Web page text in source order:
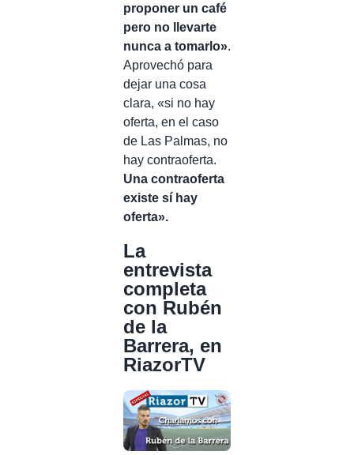
proponer un café
pero no llevarte
nunca a tomarlo».
Aprovechó para
dejar una cosa
clara, «si no hay
oferta, en el caso
de Las Palmas, no
hay contraoferta.
Una contraoferta
existe sí hay
oferta».
La
entrevista
completa
con Rubén
de la
Barrera, en
RiazorTV